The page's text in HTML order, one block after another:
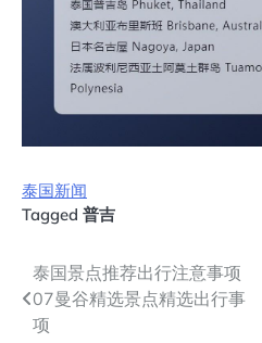
泰国新闻
Tagged 普吉
文
章
泰国景点推荐出行注意事项
07曼谷精选景点精选出行事
项